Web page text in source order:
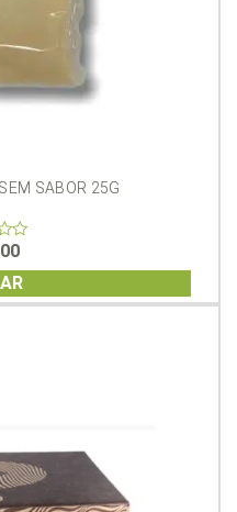
SABOR 25G